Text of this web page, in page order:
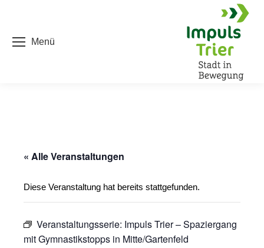
Menü
« Alle Veranstaltungen
Diese Veranstaltung hat bereits stattgefunden.
Veranstaltungsserie: Impuls Trier – Spaziergang
mit Gymnastikstopps in Mitte/Gartenfeld